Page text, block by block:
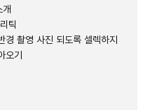
틱
경 촬영 사진 되도록 셀렉하지
오기